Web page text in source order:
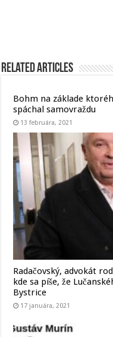
Related Articles
Bohm na základe
spáchal samovraždu
13 februára, 2021
Radačovský, advokát
kde sa píše, že
Bystrice
17 januára, 2021